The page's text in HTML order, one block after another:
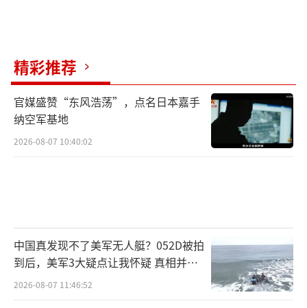
精彩推荐
官媒盛赞“东风浩荡”，点名日本嘉手
纳空军基地
2026-08-07 10:40:02
中国真发现不了美军无人艇？052D被拍
到后，美军3大疑点让我怀疑 真相并非
如此
2026-08-07 11:46:52